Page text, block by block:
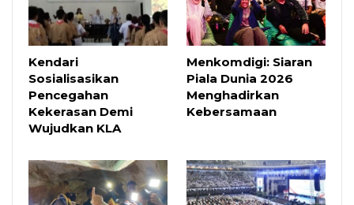
Kendari
Sosialisasikan
Pencegahan
Kekerasan Demi
Wujudkan KLA
Menkomdigi: Siaran
Piala Dunia 2026
Menghadirkan
Kebersamaan